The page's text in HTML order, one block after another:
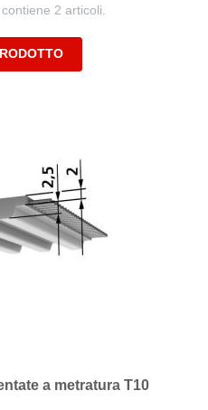
2 articoli.
a metratura T10